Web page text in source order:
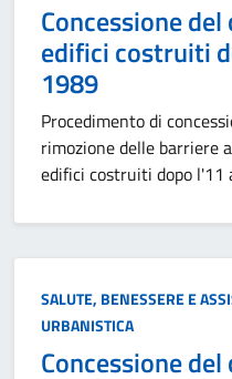
Concessione
edifici costruiti
1989
Procedimento di
rimozione delle barriere
edifici costruiti dopo l'11
Categoria:
SALUTE, BENESSERE E
URBANISTICA
Concessione